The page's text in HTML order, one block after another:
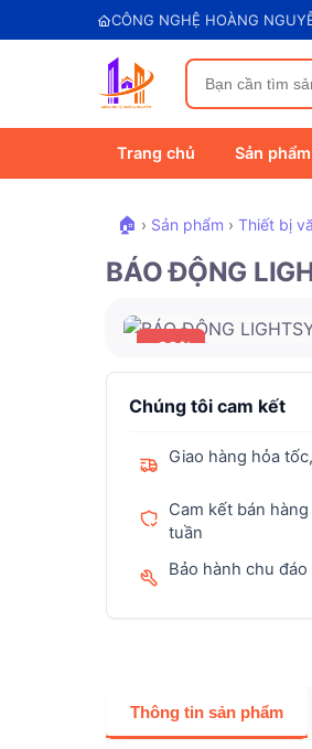
CÔNG NGHỆ HOÀNG
Trang chủ Sản phẩm
🏠 › Sản phẩm › Thiết bị
BÁO ĐỘNG
-30%
Chúng tôi cam kết
Giao hàng hỏa
Cam kết bán
tuần
Bảo hành chu
Thông tin sản phẩm